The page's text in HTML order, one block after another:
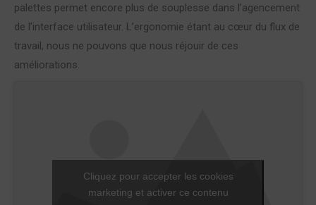
palettes permet encore plus de souplesse dans l’agencement
de l’interface utilisateur. L’ergonomie étant au cœur du flux de
travail, nous ne pouvons que nous réjouir de ces
améliorations.
Cliquez pour accepter les cookies
marketing et activer ce contenu